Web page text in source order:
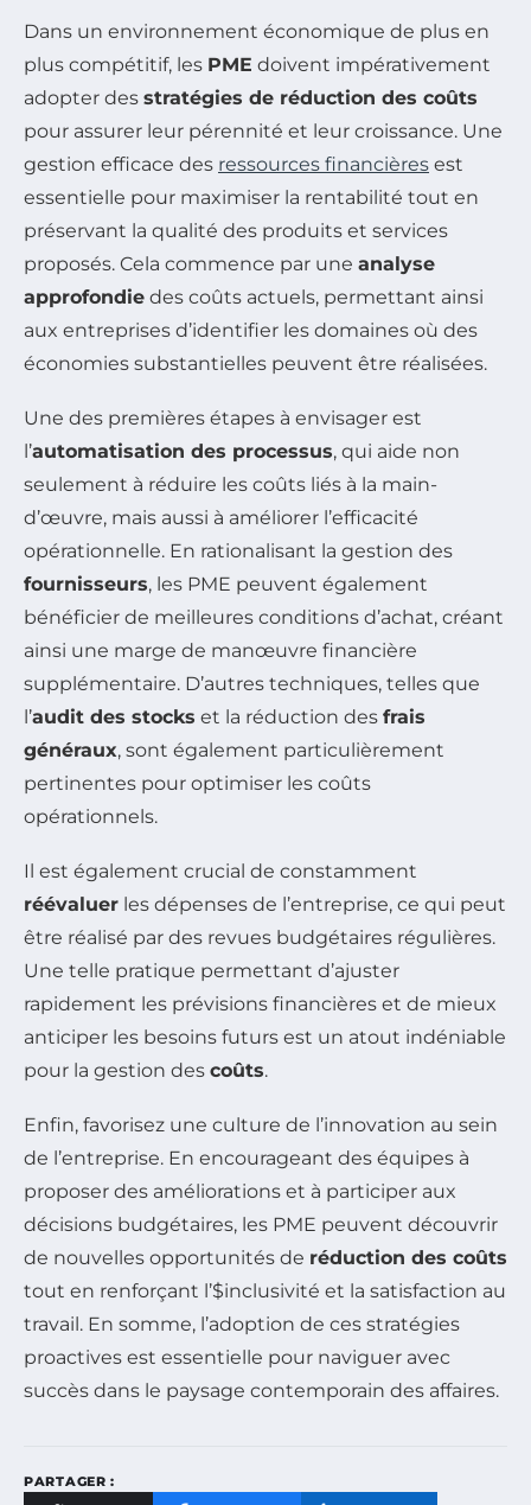
Dans un environnement économique de plus en
plus compétitif, les PME doivent impérativement
adopter des stratégies de réduction des coûts
pour assurer leur pérennité et leur croissance. Une
gestion efficace des ressources financières est
essentielle pour maximiser la rentabilité tout en
préservant la qualité des produits et services
proposés. Cela commence par une analyse
approfondie des coûts actuels, permettant ainsi
aux entreprises d’identifier les domaines où des
économies substantielles peuvent être réalisées.
Une des premières étapes à envisager est
l’automatisation des processus, qui aide non
seulement à réduire les coûts liés à la main-
d’œuvre, mais aussi à améliorer l’efficacité
opérationnelle. En rationalisant la gestion des
fournisseurs, les PME peuvent également
bénéficier de meilleures conditions d’achat, créant
ainsi une marge de manœuvre financière
supplémentaire. D’autres techniques, telles que
l’audit des stocks et la réduction des frais
généraux, sont également particulièrement
pertinentes pour optimiser les coûts
opérationnels.
Il est également crucial de constamment
réévaluer les dépenses de l’entreprise, ce qui peut
être réalisé par des revues budgétaires régulières.
Une telle pratique permettant d’ajuster
rapidement les prévisions financières et de mieux
anticiper les besoins futurs est un atout indéniable
pour la gestion des coûts.
Enfin, favorisez une culture de l’innovation au sein
de l’entreprise. En encourageant des équipes à
proposer des améliorations et à participer aux
décisions budgétaires, les PME peuvent découvrir
de nouvelles opportunités de réduction des coûts
tout en renforçant l’$inclusivité et la satisfaction au
travail. En somme, l’adoption de ces stratégies
proactives est essentielle pour naviguer avec
succès dans le paysage contemporain des affaires.
PARTAGER :